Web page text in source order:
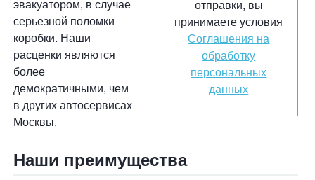
эвакуатором, в случае
серьезной поломки
коробки. Наши
расценки являются
более
демократичными, чем
в других автосервисах
Москвы.
отправки, вы
принимаете условия
Соглашения на
обработку
персональных
данных
Наши преимущества